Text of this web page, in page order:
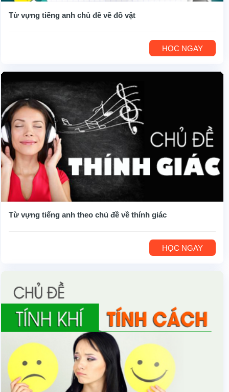
Từ vựng tiếng anh chủ đề về đồ vật
HỌC NGAY
Từ vựng tiếng anh theo chủ đề về thính giác
HỌC NGAY